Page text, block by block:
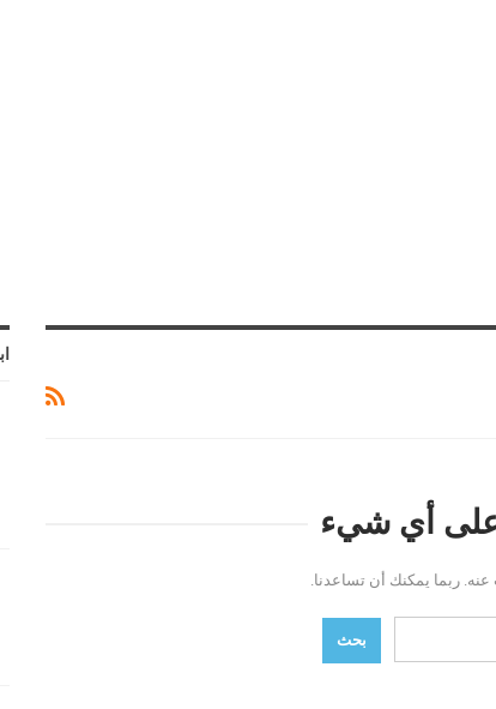
على أي شيء
عنه. ربما يمكنك أن تساعدنا.